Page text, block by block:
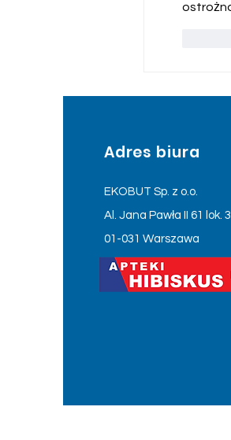
Adres biura
EKOBUT Sp. z o.o.
Al. Jana Pawła II 61 lok.
01-031 Warszawa